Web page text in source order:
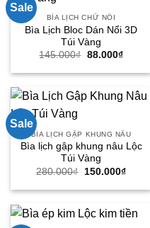
Sale
BÌA LỊCH CHỮ NỔI
Bìa Lịch Bloc Dán Nổi 3D
Túi Vàng
145.000₫ Giá
là:
88.000₫Giá
tại
Sale
BÌA LỊCH GẬP KHUNG NÂU
Bìa lịch gập khung nâu Lộc
Túi Vàng
280.000₫
Giá
là:
150.000₫Giá
tại